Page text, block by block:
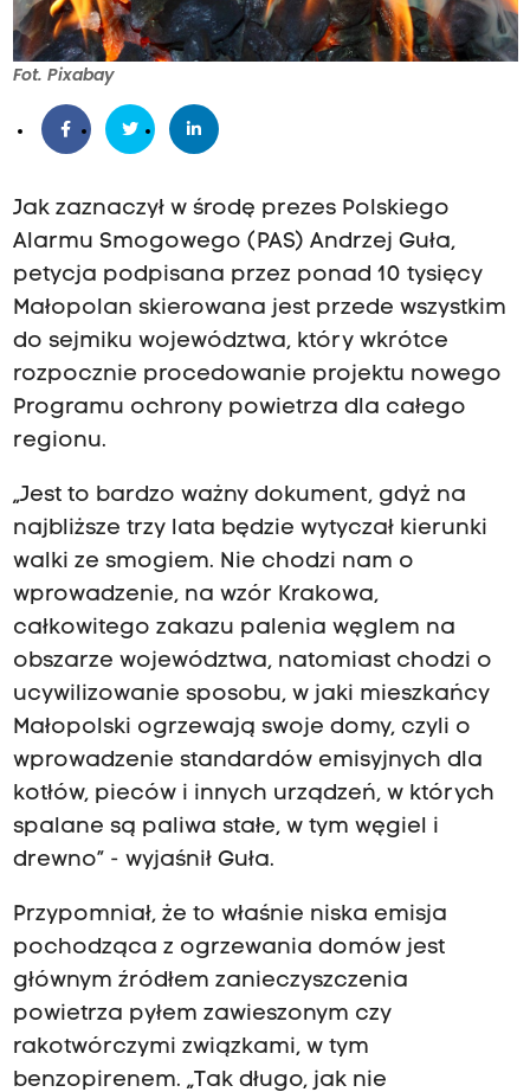
Fot. Pixabay
Jak zaznaczył w środę prezes Polskiego
Alarmu Smogowego (PAS) Andrzej Guła,
petycja podpisana przez ponad 10 tysięcy
Małopolan skierowana jest przede wszystkim
do sejmiku województwa, który wkrótce
rozpocznie procedowanie projektu nowego
Programu ochrony powietrza dla całego
regionu.
„Jest to bardzo ważny dokument, gdyż na
najbliższe trzy lata będzie wytyczał kierunki
walki ze smogiem. Nie chodzi nam o
wprowadzenie, na wzór Krakowa,
całkowitego zakazu palenia węglem na
obszarze województwa, natomiast chodzi o
ucywilizowanie sposobu, w jaki mieszkańcy
Małopolski ogrzewają swoje domy, czyli o
wprowadzenie standardów emisyjnych dla
kotłów, pieców i innych urządzeń, w których
spalane są paliwa stałe, w tym węgiel i
drewno” - wyjaśnił Guła.
Przypomniał, że to właśnie niska emisja
pochodząca z ogrzewania domów jest
głównym źródłem zanieczyszczenia
powietrza pyłem zawieszonym czy
rakotwórczymi związkami, w tym
benzopirenem. „Tak długo, jak nie